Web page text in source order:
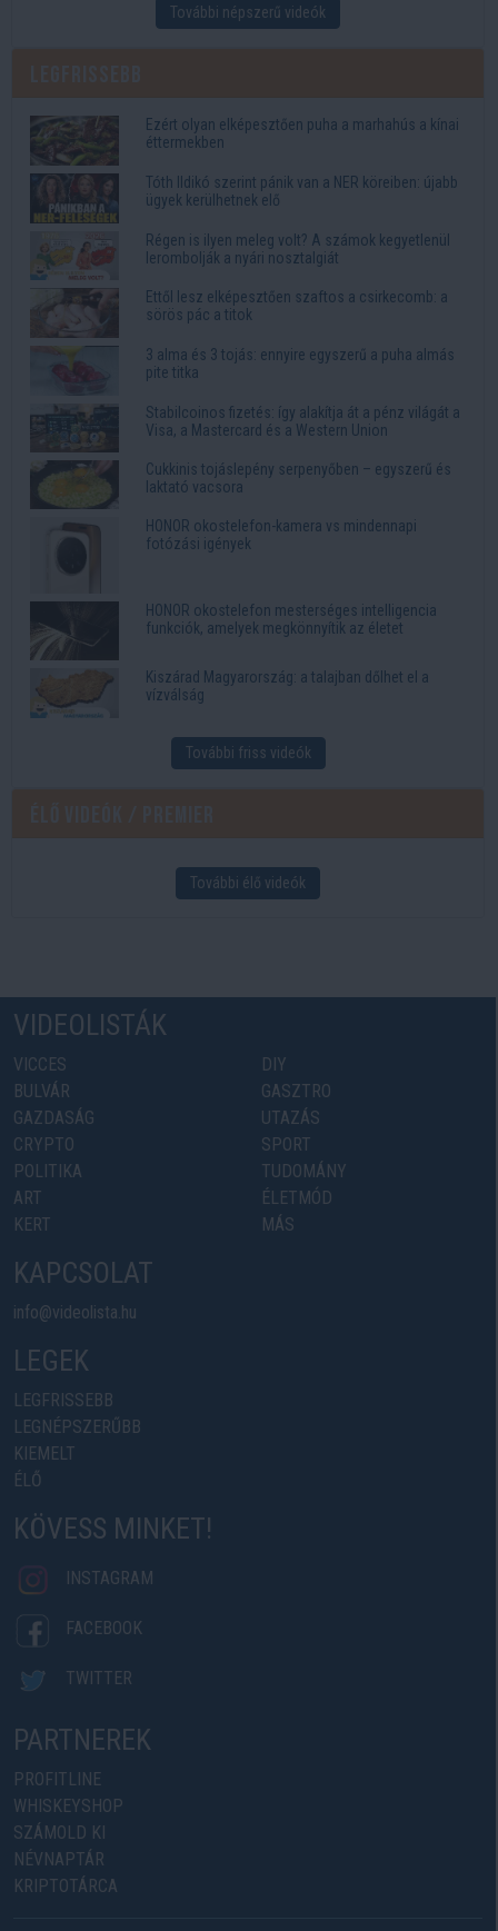
További népszerű videók
Ezért olyan elképesztően puha a marhahús a kínai
éttermekben
Tóth Ildikó szerint pánik van a NER köreiben: újabb
ügyek kerülhetnek elő
Régen is ilyen meleg volt? A számok kegyetlenül
lerombolják a nyári nosztalgiát
Ettől lesz elképesztően szaftos a csirkecomb: a
sörös pác a titok
3 alma és 3 tojás: ennyire egyszerű a puha almás
pite titka
Stabilcoinos fizetés: így alakítja át a pénz világát a
Visa, a Mastercard és a Western Union
Cukkinis tojáslepény serpenyőben – egyszerű és
laktató vacsora
HONOR okostelefon-kamera vs mindennapi
fotózási igények
HONOR okostelefon mesterséges intelligencia
funkciók, amelyek megkönnyítik az életet
Kiszárad Magyarország: a talajban dőlhet el a
vízválság
További friss videók
További élő videók
VIDEOLISTÁK
VICCES
BULVÁR
GAZDASÁG
CRYPTO
POLITIKA
ART
KERT
DIY
GASZTRO
UTAZÁS
SPORT
TUDOMÁNY
ÉLETMÓD
MÁS
KAPCSOLAT
info@videolista.hu
LEGEK
LEGFRISSEBB
LEGNÉPSZERŰBB
KIEMELT
ÉLŐ
KÖVESS MINKET!
INSTAGRAM
FACEBOOK
TWITTER
PARTNEREK
PROFITLINE
WHISKEYSHOP
SZÁMOLD KI
NÉVNAPTÁR
KRIPTOTÁRCA